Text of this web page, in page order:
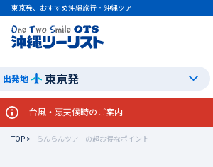
東京発、おすすめ沖縄旅行・沖縄ツアー
出発地 東京発
TOP らんらんツアーの超お得なポイント